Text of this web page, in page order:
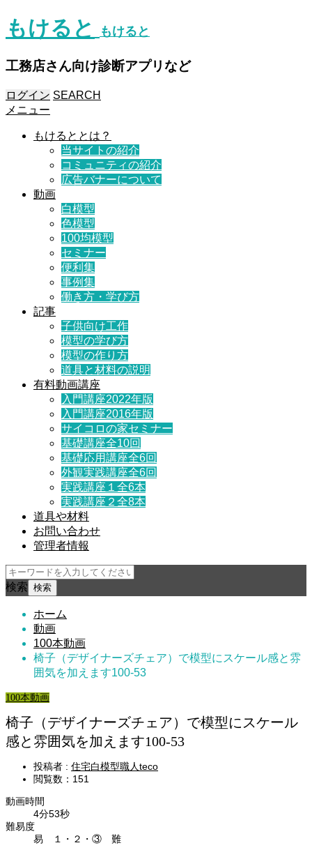
もけると もけると
工務店さん向け診断アプリなど
ログイン SEARCH
メニュー
もけるととは？
当サイトの紹介
コミュニティの紹介
広告バナーについて
動画
白模型
色模型
100均模型
セミナー
便利集
事例集
働き方・学び方
記事
子供向け工作
模型の学び方
模型の作り方
道具と材料の説明
有料動画講座
入門講座2022年版
入門講座2016年版
サイコロの家セミナー
基礎講座全10回
基礎応用講座全6回
外観実践講座全6回
実践講座１全6本
実践講座２全8本
道具や材料
お問い合わせ
管理者情報
検索
ホーム
動画
100本動画
椅子（デザイナーズチェア）で模型にスケール感と雰
囲気を加えます100-53
100本動画
椅子（デザイナーズチェア）で模型にスケール
感と雰囲気を加えます100-53
投稿者 : 住宅白模型職人teco
閲覧数：151
動画時間
4分53秒
難易度
易 １・２・③ 難